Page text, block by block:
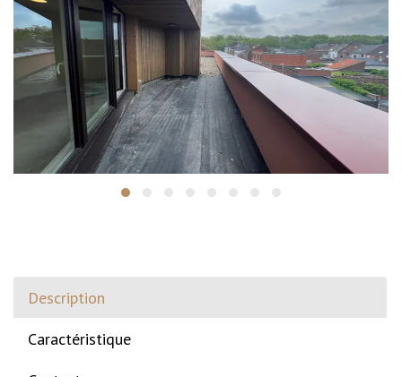
Description
Caractéristique